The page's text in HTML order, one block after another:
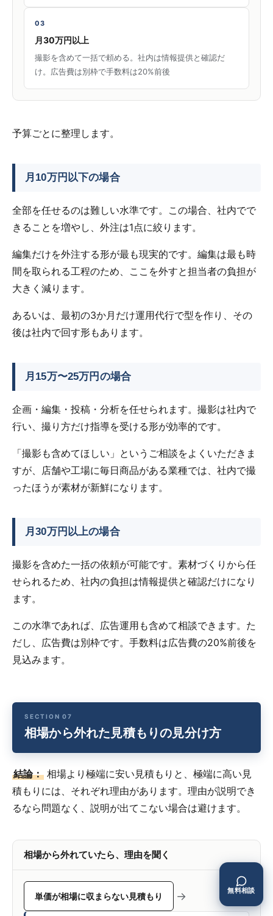
03
月30万円以上
撮影を含めて一括で頼める。社内は情報提供と確認だ
け。広告費は別枠で手数料は20%前後
予算ごとに整理します。
月10万円以下の場合
全部を任せるのは難しい水準です。この場合、社内でで
きることを増やし、外注は1点に絞ります。
編集だけを外注する形が最も現実的です。編集は最も時
間を取られる工程のため、ここを外すと担当者の負担が
大きく減ります。
あるいは、最初の3か月だけ運用代行で型を作り、その
後は社内で回す形もあります。
月15万〜25万円の場合
企画・編集・投稿・分析を任せられます。撮影は社内で
行い、撮り方だけ指導を受ける形が効率的です。
「撮影も含めてほしい」というご相談をよくいただきま
すが、店舗や工場に毎日商品がある業種では、社内で撮
ったほうが素材が新鮮になります。
月30万円以上の場合
撮影を含めた一括の依頼が可能です。素材づくりから任
せられるため、社内の負担は情報提供と確認だけになり
ます。
この水準であれば、広告運用も含めて相談できます。た
だし、広告費は別枠です。手数料は広告費の20%前後を
見込みます。
相場から外れた見積もりの見分け方
結論： 相場より極端に安い見積もりと、極端に高い見
積もりには、それぞれ理由があります。理由が説明でき
るなら問題なく、説明が出てこない場合は避けます。
相場から外れていたら、理由を聞く
単価が相場に収まらない見積もり → 無料相談